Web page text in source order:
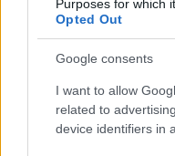
Purposes for which
Opted Out
Google consents
I want to allow
related to
device identifiers in